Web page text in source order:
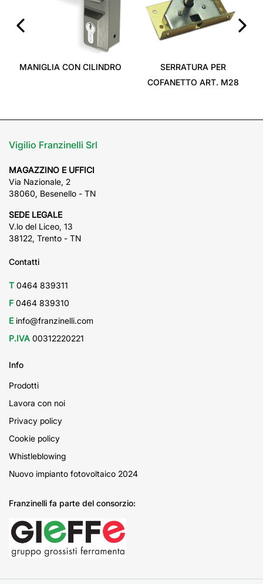
MANIGLIA CON CILINDRO
SERRATURA PER
COFANETTO ART. M28
Vigilio Franzinelli Srl
MAGAZZINO E UFFICI
Via Nazionale, 2
38060, Besenello - TN
SEDE LEGALE
V.lo del Liceo, 13
38122, Trento - TN
Contatti
T 0464 839311
F 0464 839310
E info@franzinelli.com
P.IVA 00312220221
Info
Prodotti
Lavora con noi
Privacy policy
Cookie policy
Whistleblowing
Nuovo impianto fotovoltaico 2024
Franzinelli fa parte del consorzio: